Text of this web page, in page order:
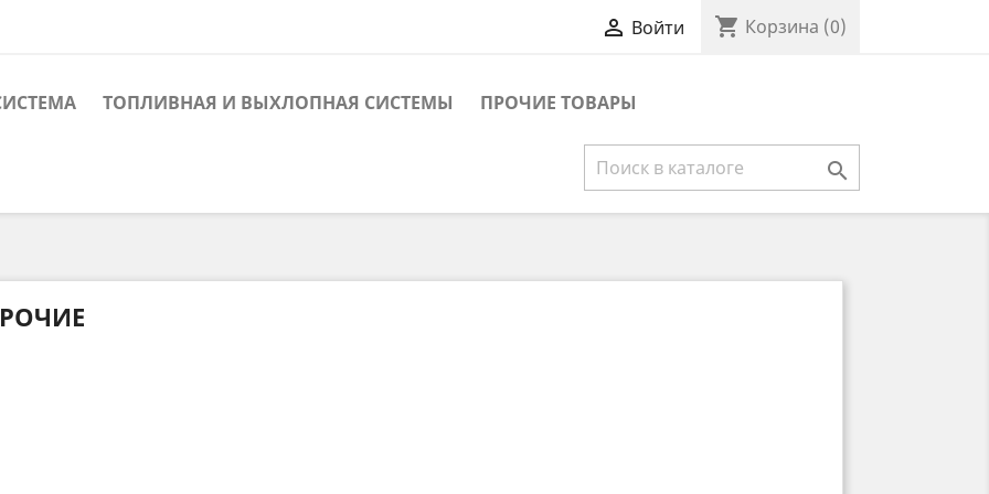
 Войти shopping_cart Корзина (0)
ТОПЛИВНАЯ И ВЫХЛОПНАЯ СИСТЕМЫ ПРОЧИЕ ТОВАРЫ
